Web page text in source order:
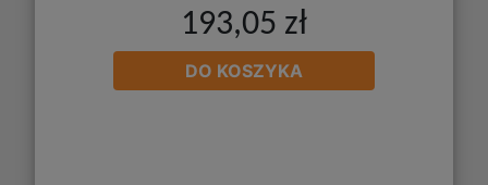
193,05 zł
DO KOSZYKA